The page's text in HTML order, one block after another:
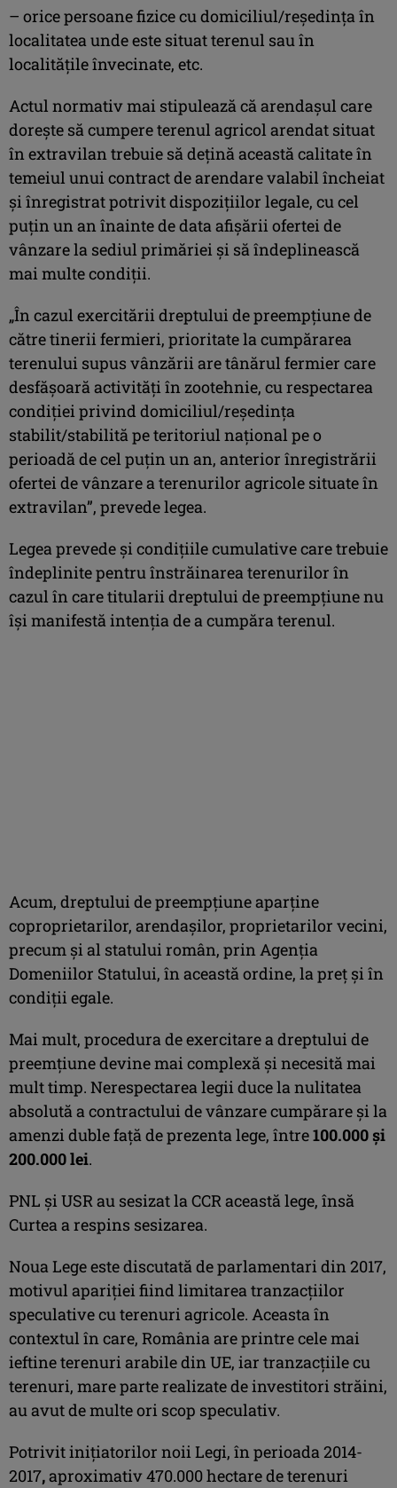
– orice persoane fizice cu domiciliul/reședința în
localitatea unde este situat terenul sau în
localitățile învecinate, etc.
Actul normativ mai stipulează că arendaşul care
doreşte să cumpere terenul agricol arendat situat
în extravilan trebuie să deţină această calitate în
temeiul unui contract de arendare valabil încheiat
şi înregistrat potrivit dispoziţiilor legale, cu cel
puţin un an înainte de data afişării ofertei de
vânzare la sediul primăriei şi să îndeplinească
mai multe condiţii.
„În cazul exercitării dreptului de preempţiune de
către tinerii fermieri, prioritate la cumpărarea
terenului supus vânzării are tânărul fermier care
desfăşoară activităţi în zootehnie, cu respectarea
condiţiei privind domiciliul/reşedinţa
stabilit/stabilită pe teritoriul naţional pe o
perioadă de cel puţin un an, anterior înregistrării
ofertei de vânzare a terenurilor agricole situate în
extravilan”, prevede legea.
Legea prevede şi condiţiile cumulative care trebuie
îndeplinite pentru înstrăinarea terenurilor în
cazul în care titularii dreptului de preempţiune nu
îşi manifestă intenţia de a cumpăra terenul.
Acum, dreptului de preempțiune aparține
coproprietarilor, arendașilor, proprietarilor vecini,
precum și al statului român, prin Agenția
Domeniilor Statului, în această ordine, la preț și în
condiții egale.
Mai mult, procedura de exercitare a dreptului de
preemțiune devine mai complexă și necesită mai
mult timp. Nerespectarea legii duce la nulitatea
absolută a contractului de vânzare cumpărare și la
amenzi duble față de prezenta lege, între100.000 și
200.000 lei.
PNL şi USR au sesizat la CCR această lege, însă
Curtea a respins sesizarea.
Noua Lege este discutată de parlamentari din 2017,
motivul apariției fiind limitarea tranzacțiilor
speculative cu terenuri agricole. Aceasta în
contextul în care, România are printre cele mai
ieftine terenuri arabile din UE, iar tranzacțiile cu
terenuri, mare parte realizate de investitori străini,
au avut de multe ori scop speculativ.
Potrivit inițiatorilor noii Legi, în perioada 2014-
2017,aproximativ 470.000 hectare de terenuri